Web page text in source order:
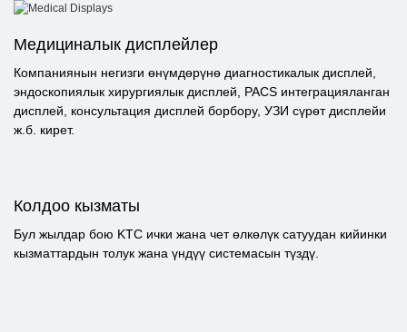
Медициналык дисплейлер
Компаниянын негизги өнүмдөрүнө диагностикалык дисплей,
эндоскопиялык хирургиялык дисплей, PACS интеграцияланган
дисплей, консультация дисплей борбору, УЗИ сүрөт дисплейи
ж.б. кирет.
Колдоо кызматы
Бул жылдар бою KTC ички жана чет өлкөлүк сатуудан кийинки
кызматтардын толук жана үндүү системасын түздү.